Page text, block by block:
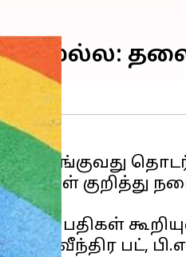
வழங்குவது
குறித்து
நீதிபதிகள்
எஸ்.ரவீந்திர பட்,